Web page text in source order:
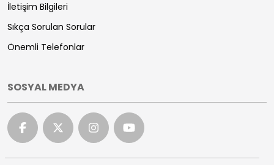
İletişim Bilgileri
Sıkça Sorulan Sorular
Önemli Telefonlar
SOSYAL MEDYA